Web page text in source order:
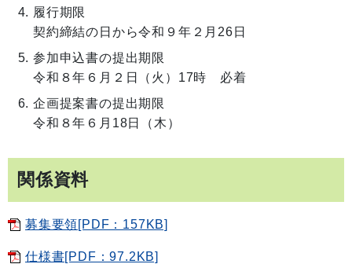
履行期限
契約締結の日から令和９年２月26日
参加申込書の提出期限
令和８年６月２日（火）17時 必着
企画提案書の提出期限
令和８年６月18日（木）
関係資料
募集要領[PDF：157KB]
仕様書[PDF：97.2KB]